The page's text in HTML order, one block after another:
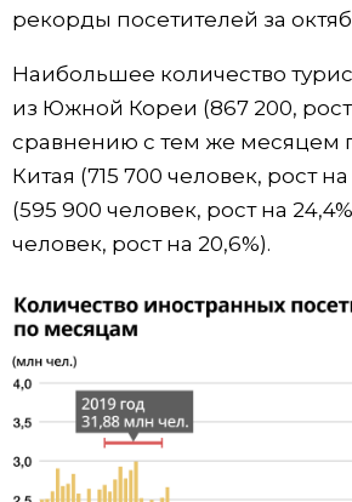
рекорды посетителей за
Наибольшее количество
из Южной Кореи (867 200, рост
сравнению с тем же месяцем
Китая (715 700 человек, рост
(595 900 человек, рост на
человек, рост на 20,6%).